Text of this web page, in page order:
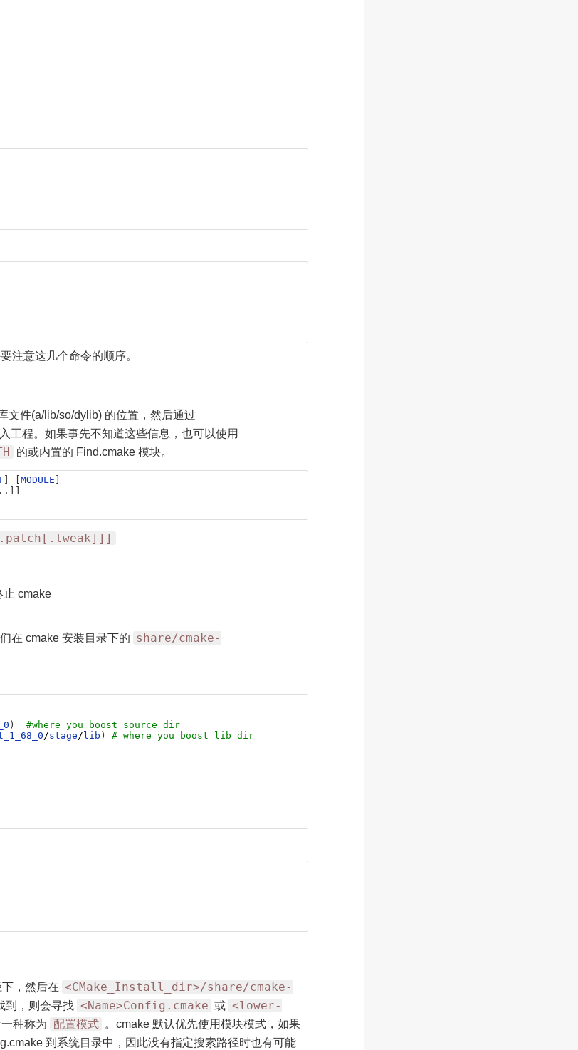
注意这几个命令的顺序。
文件(a/lib/so/dylib) 的位置，然后通过
工程。如果事先不知道这些信息，也可以使用
的或内置的 Find.cmake 模块。
] MODULE
. .
止 cmake
在 cmake 安装目录下的 share/cmake-
)
#where you boost source dir
/stage / lib )
# where you boost lib dir
下，然后在 <CMake_Install_dir>/share/cmake-
到，则会寻找 <Name>Config.cmake 或 <lower-
一种称为 配置模式
。cmake 默认优先使用模块模式，如果
到系统目录中，因此没有指定搜索路径时也有可能